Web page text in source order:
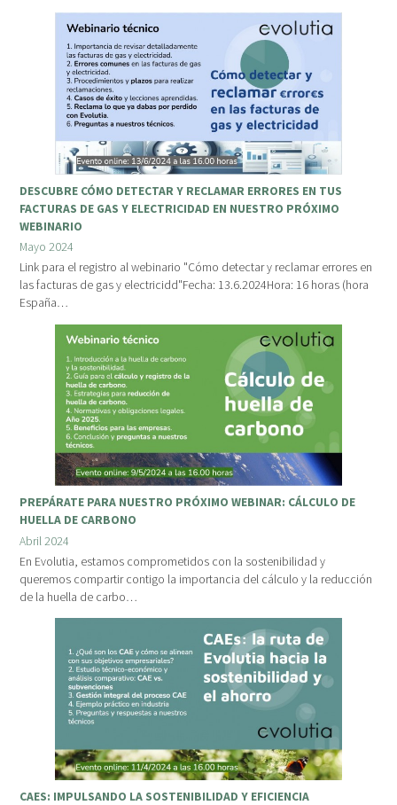
DESCUBRE CÓMO DETECTAR Y RECLAMAR ERRORES EN TUS
FACTURAS DE GAS Y ELECTRICIDAD EN NUESTRO PRÓXIMO
WEBINARIO
Mayo 2024
Link para el registro al webinario "Cómo detectar y reclamar errores en
las facturas de gas y electricidd"Fecha: 13.6.2024Hora: 16 horas (hora
España…
PREPÁRATE PARA NUESTRO PRÓXIMO WEBINAR: CÁLCULO DE
HUELLA DE CARBONO
Abril 2024
En Evolutia, estamos comprometidos con la sostenibilidad y
queremos compartir contigo la importancia del cálculo y la reducción
de la huella de carbo…
CAES: IMPULSANDO LA SOSTENIBILIDAD Y EFICIENCIA